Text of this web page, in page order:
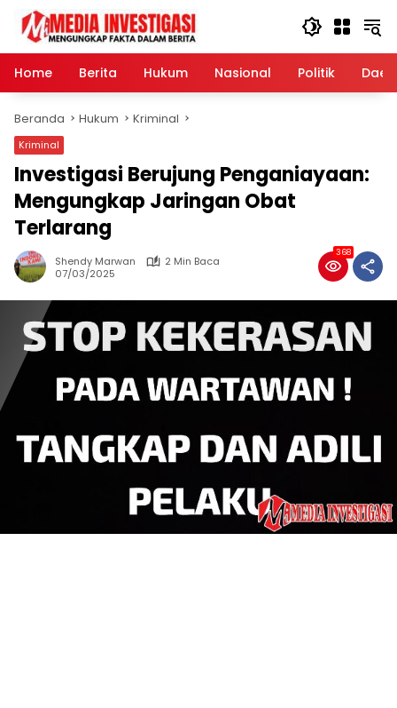
Langsung
konten
Home
Berita Hukum Nasional Politik
Beranda Hukum Kriminal
Kriminal
Investigasi Berujung Penganiayaan:
Mengungkap Jaringan Obat
Terlarang
Shendy Marwan
2 Min Baca
07/03/2025
368